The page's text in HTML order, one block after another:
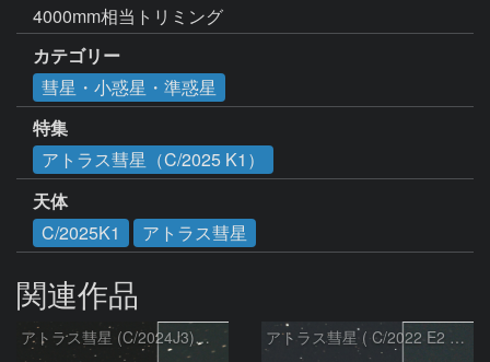
4000mm相当トリミング
カテゴリー
彗星・小惑星・準惑星
特集
アトラス彗星（C/2025 K1）
天体
C/2025K1
アトラス彗星
関連作品
アトラス彗星 (C/2024J3)：2026/08/05 アトラス彗星 ( C/2022 E2 )：2026/07/27